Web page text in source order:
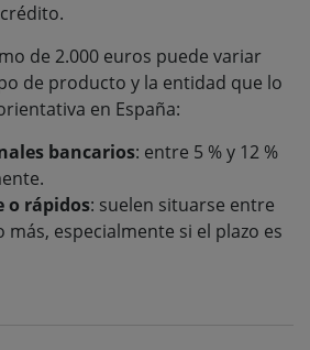
de 2.000 euros puede variar
de producto y la entidad que lo
en España:
bancarios: entre 5 % y 12 %
o rápidos: suelen situarse entre
más, especialmente si el plazo es